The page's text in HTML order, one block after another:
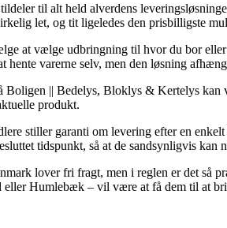
til alt held alverdens
let, og tit ligeledes den prisbilligste
at vælge udbringning til hvor du bor
hente varerne selv, men den løsning
Boligen || Bedelys, Bloklys & Kertelys
produkt.
stiller garanti om levering efter en
tidspunkt, så at de sandsynligvis
lover fri fragt, men i reglen er det så
eller Humlebæk – vil være at få dem til at